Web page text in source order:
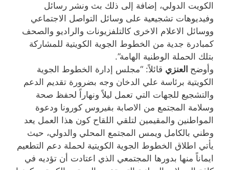
الكويت الدولي، إضافة إلى ذلك بث ونشر رسائل
وفيديوهات تشجيعية على وسائل التواصل الاجتماعي
ووسائل الاعلام الاخرى كالتلفزيونات والراديو والصحف
كمبادرة جدية من الخطوط الجوية الكويتية للمشاركة
بتلك الحملة الوطنية الهامة”.
وأوضح العنزي قائلاً: “مجلس إدارة الخطوط الجوية
الكويتية برئاسة علي الدخان وجه بضرورة تقديم الدعم
والتشجيع للجهات التي تعمل ليلاً ونهاراً لحفظ صحة
وسلامة المجتمع من الاصابة بفيروس كورونا ودعوة
المواطنين والمقيمين لتلقي اللقاح كون هذا العمل يعد
وطني بالكامل ويمس المجتمع المحلي والدولي، حيث
يأتي اطلاق الخطوط الجوية الكويتية لحملة دعم التطعيم
ايماناً منها بدورها المجتمعي الذي اعتادت أن تؤديه في